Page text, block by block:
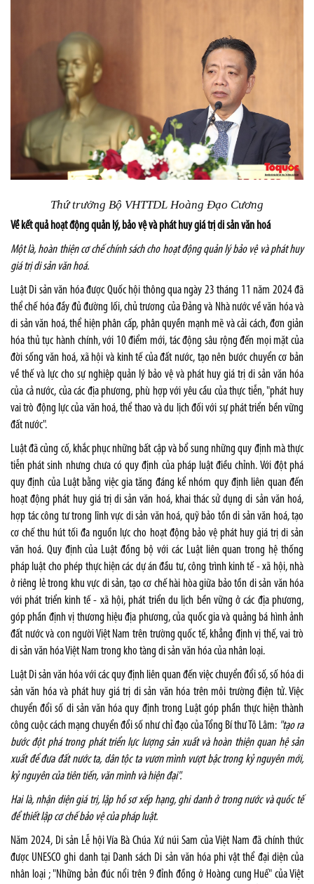
Thứ trưởng Bộ VHTTDL Hoàng Đạo Cương
Về kết quả hoạt động quản lý, bảo vệ và phát huy giá trị di sản văn hoá
Một là, hoàn thiện cơ chế chính sách cho hoạt động quản lý bảo vệ và phát huy
giá trị di sản văn hoá.
Luật Di sản văn hóa được Quốc hội thông qua ngày 23 tháng 11 năm 2024 đã
thể chế hóa đầy đủ đường lối, chủ trương của Đảng và Nhà nước về văn hóa và
di sản văn hoá, thể hiện phân cấp, phân quyền mạnh mẽ và cải cách, đơn giản
hóa thủ tục hành chính, với 10 điểm mới, tác động sâu rộng đến mọi mặt của
đời sống văn hoá, xã hội và kinh tế của đất nước, tạo nên bước chuyển cơ bản
về thế và lực cho sự nghiệp quản lý bảo vệ và phát huy giá trị di sản văn hóa
của cả nước, của các địa phương, phù hợp với yêu cầu của thực tiễn, "phát huy
vai trò động lực của văn hoá, thể thao và du lịch đối với sự phát triển bền vững
đất nước".
Luật đã củng cố, khắc phục những bất cập và bổ sung những quy định mà thực
tiễn phát sinh nhưng chưa có quy định của pháp luật điều chỉnh. Với đột phá
quy định của Luật bằng việc gia tăng đáng kể nhóm quy định liên quan đến
hoạt động phát huy giá trị di sản văn hoá, khai thác sử dụng di sản văn hoá,
hợp tác công tư trong lĩnh vực di sản văn hoá, quỹ bảo tồn di sản văn hoá, tạo
cơ chế thu hút tối đa nguồn lực cho hoạt động bảo vệ phát huy giá trị di sản
văn hoá. Quy định của Luật đồng bộ với các Luật liên quan trong hệ thống
pháp luật cho phép thực hiện các dự án đầu tư, công trình kinh tế - xã hội, nhà
ở riêng lẻ trong khu vực di sản, tạo cơ chế hài hòa giữa bảo tồn di sản văn hóa
với phát triển kinh tế - xã hội, phát triển du lịch bền vững ở các địa phương,
góp phần định vị thương hiệu địa phương, của quốc gia và quảng bá hình ảnh
đất nước và con người Việt Nam trên trường quốc tế, khẳng định vị thế, vai trò
di sản văn hóa Việt Nam trong kho tàng di sản văn hóa của nhân loại.
Luật Di sản văn hóa với các quy định liên quan đến việc chuyển đổi số, số hóa di
sản văn hóa và phát huy giá trị di sản văn hóa trên môi trường điện tử. Việc
chuyển đổi số di sản văn hóa quy định trong Luật góp phần thực hiện thành
công cuộc cách mạng chuyển đổi số như chỉ đạo của Tổng Bí thư Tô Lâm: "tạo ra
bước đột phá trong phát triển lực lượng sản xuất và hoàn thiện quan hệ sản
xuất để đưa đất nước ta, dân tộc ta vươn mình vượt bậc trong kỷ nguyên mới,
kỷ nguyên của tiên tiến, văn mình và hiện đại".
Hai là, nhận diện giá trị, lập hồ sơ xếp hạng, ghi danh ở trong nước và quốc tế
để thiết lập cơ chế bảo vệ của pháp luật.
Năm 2024, Di sản Lễ hội Vía Bà Chúa Xứ núi Sam của Việt Nam đã chính thức
được UNESCO ghi danh tại Danh sách Di sản văn hóa phi vật thể đại diện của
nhân loại ; "Những bản đúc nổi trên 9 đỉnh đồng ở Hoàng cung Huế" của Việt